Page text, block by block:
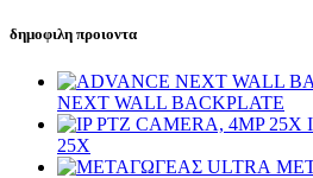
δημοφιλη προιοντα
NEXT WALL BACKPLATE
25X